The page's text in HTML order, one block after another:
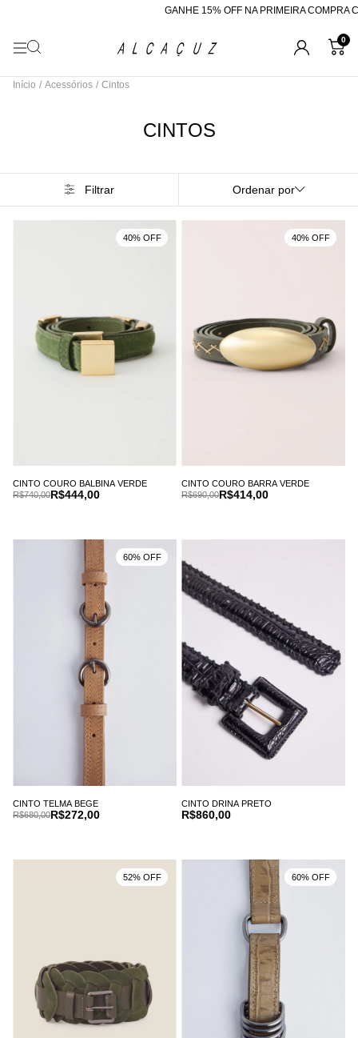
GANHE 15% OFF NA PRIMEIRA COMPRA
0
Início / Acessórios / Cintos
CINTOS
Filtrar Ordenar por
CINTO COURO BALBINA VERDE
R$444,00
R$740,00
40% OFF
CINTO COURO BARRA VERDE
R$414,00
R$690,00
40% OFF
CINTO TELMA BEGE
R$272,00
R$680,00
60% OFF
CINTO DRINA PRETO
R$860,00
52% OFF 60% OFF